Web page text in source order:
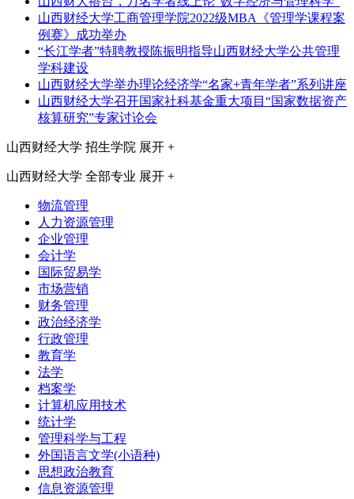
山西财经大学工商管理学院2022级MBA《管理学课程案
例赛》成功举办
“长江学者”特聘教授陈振明指导山西财经大学公共管理
学科建设
山西财经大学举办理论经济学“名家+青年学者”系列讲座
山西财经大学召开国家社科基金重大项目“国家数据资产
核算研究”专家讨论会
山西财经大学 招生学院 展开 +
山西财经大学 全部专业 展开 +
物流管理
人力资源管理
企业管理
会计学
国际贸易学
市场营销
财务管理
政治经济学
行政管理
教育学
法学
档案学
计算机应用技术
统计学
管理科学与工程
外国语言文学(小语种)
思想政治教育
信息资源管理